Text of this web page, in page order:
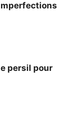
persil pour